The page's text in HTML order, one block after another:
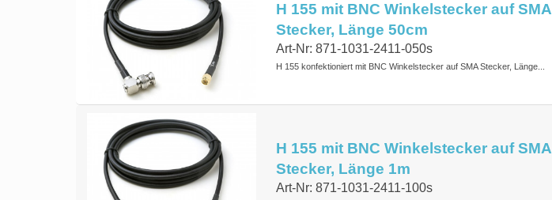
H 155 mit BNC Winkelstecker auf SMA
Stecker, Länge 50cm
Art-Nr: 871-1031-2411-050s
H 155 konfektioniert mit BNC Winkelstecker auf SMA Stecker, Länge...
H 155 mit BNC Winkelstecker auf SMA
Stecker, Länge 1m
Art-Nr: 871-1031-2411-100s